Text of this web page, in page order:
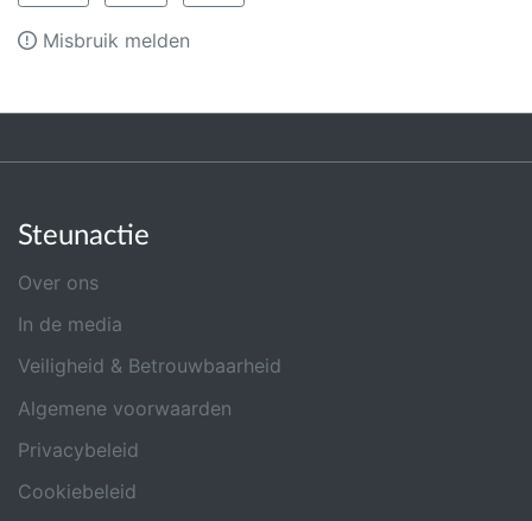
Misbruik melden
Steunactie
Over ons
In de media
Veiligheid & Betrouwbaarheid
Algemene voorwaarden
Privacybeleid
Cookiebeleid